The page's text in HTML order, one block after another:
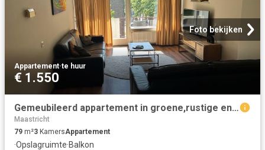
Foto bekijken
Appartement·te huur
€ 1.550
Gemeubileerd appartement in groene,rustige en kindvriendelijke buurt
Maastricht
79 m²3 KamersAppartement
·Opslagruimte·Balkon